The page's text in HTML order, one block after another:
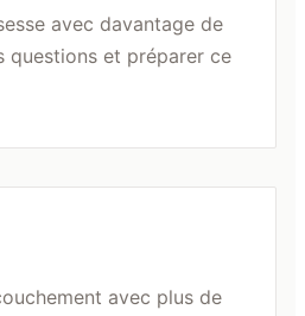
avec davantage de
questions et préparer ce
avec plus de